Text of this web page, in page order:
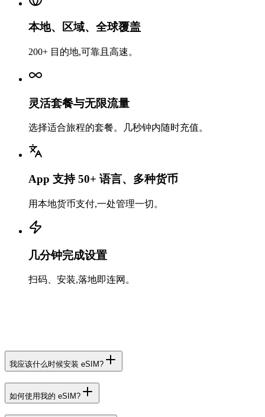
本地、区域、全球覆盖
200+ 目的地,可靠且高速。
灵活套餐与无限流量
选择适合旅程的套餐。几秒钟内随时充值。
App 支持 50+ 语言、多种货币
用本地货币支付,一处管理一切。
几分钟完成设置
扫码、安装,落地即连网。
我应该什么时候安装 eSIM?
如何使用我的 eSIM?